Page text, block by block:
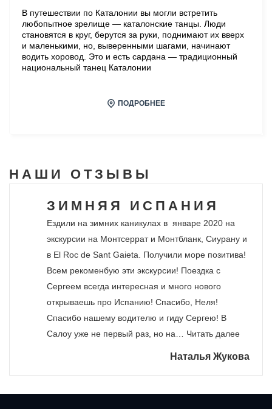
В путешествии по Каталонии вы могли встретить
любопытное зрелище — каталонские танцы. Люди
становятся в круг, берутся за руки, поднимают их вверх
и маленькими, но, выверенными шагами, начинают
водить хоровод. Это и есть сардана — традиционный
национальный танец Каталонии
ПОДРОБНЕЕ
НАШИ ОТЗЫВЫ
ЗИМНЯЯ ИСПАНИЯ
Ездили на зимних каникулах в январе 2020 на
экскурсии на Монтсеррат и Монтбланк, Сиурану и
в El Roc de Sant Gaieta. Получили море позитива!
Всем рекоменбую эти экскурсии! Поездка с
Сергеем всегда интересная и много нового
открываешь про Испанию! Спасибо, Неля!
Спасибо нашему водителю и гиду Сергею! В
Салоу уже не первый раз, но на… Читать далее
Наталья Жукова